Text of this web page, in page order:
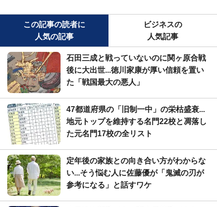
この記事の読者に
人気の記事
ビジネスの
人気記事
石田三成と戦っていないのに関ヶ原合戦
後に大出世...徳川家康が厚い信頼を置い
た「戦国最大の悪人」
47都道府県の「旧制一中」の栄枯盛衰...
地元トップを維持する名門22校と凋落し
た元名門17校の全リスト
定年後の家族との向き合い方がわからな
い...そう悩む人に佐藤優が「鬼滅の刃が
参考になる」と話すワケ